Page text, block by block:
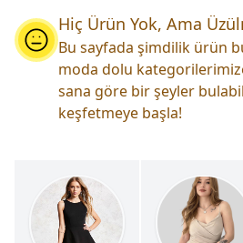
Hiç Ürün Yok, Ama
Bu sayfada şimdilik ürün
moda dolu
sana göre bir şeyler
keşfetmeye başla!